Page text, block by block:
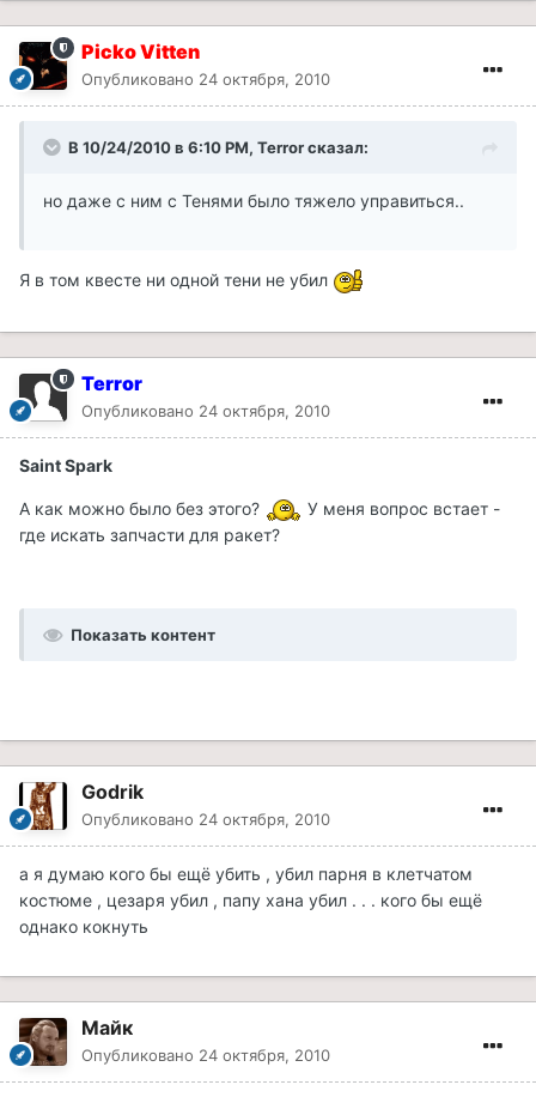
Picko Vitten
Опубликовано 24 октября, 2010
В 10/24/2010 в 6:10 PM, Terror сказал:
но даже с ним с Тенями было тяжело управиться..
Я в том квесте ни одной тени не убил
Terror
Опубликовано 24 октября, 2010
Saint Spark
А как можно было без этого?
У меня вопрос встает -
где искать запчасти для ракет?
Показать контент
Godrik
Опубликовано 24 октября, 2010
а я думаю кого бы ещё убить , убил парня в клетчатом
костюме , цезаря убил , папу хана убил . . . кого бы ещё
однако кокнуть
Майк
Опубликовано 24 октября, 2010